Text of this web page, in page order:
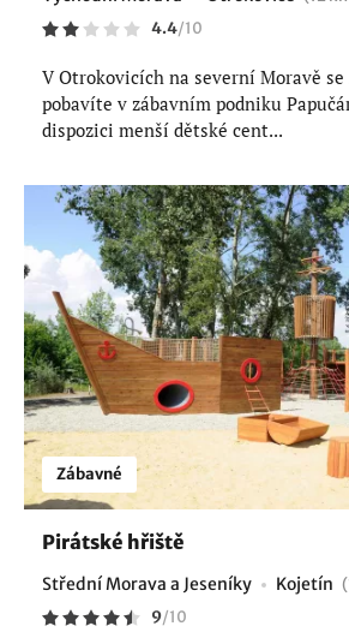
4.4/10
V Otrokovicích na severní Moravě
pobavíte v zábavním podniku
dispozici menší dětské cent...
Zábavné
Pirátské hřiště
Střední Morava a Jeseníky Kojetín
9/10